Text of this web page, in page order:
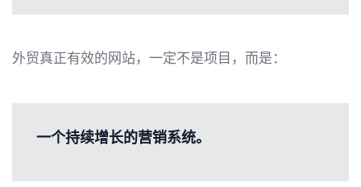
外贸真正有效的网站，一定不是项目，而是：
一个持续增长的营销系统。